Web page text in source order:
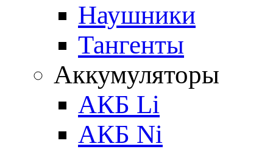
Наушники
Тангенты
Аккумуляторы
АКБ Li
АКБ Ni